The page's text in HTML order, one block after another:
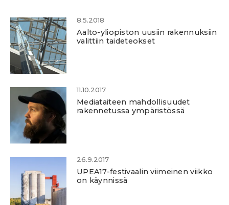
8.5.2018
Aalto-yliopiston uusiin rakennuksiin
valittiin taideteokset
11.10.2017
Mediataiteen mahdollisuudet
rakennetussa ympäristössä
26.9.2017
UPEA17-festivaalin viimeinen viikko
on käynnissä